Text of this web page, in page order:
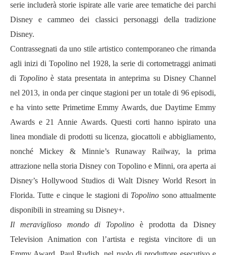
serie includerà storie ispirate alle varie aree tematiche dei parchi
Disney e cammeo dei classici personaggi della tradizione
Disney.
Contrassegnati da uno stile artistico contemporaneo che rimanda
agli inizi di Topolino nel 1928, la serie di cortometraggi animati
di Topolino è stata presentata in anteprima su Disney Channel
nel 2013, in onda per cinque stagioni per un totale di 96 episodi,
e ha vinto sette Primetime Emmy Awards, due Daytime Emmy
Awards e 21 Annie Awards. Questi corti hanno ispirato una
linea mondiale di prodotti su licenza, giocattoli e abbigliamento,
nonché Mickey & Minnie’s Runaway Railway, la prima
attrazione nella storia Disney con Topolino e Minni, ora aperta ai
Disney’s Hollywood Studios di Walt Disney World Resort in
Florida. Tutte e cinque le stagioni di Topolino sono attualmente
disponibili in streaming su Disney+.
Il meraviglioso mondo di Topolino è prodotta da Disney
Television Animation con l’artista e regista vincitore di un